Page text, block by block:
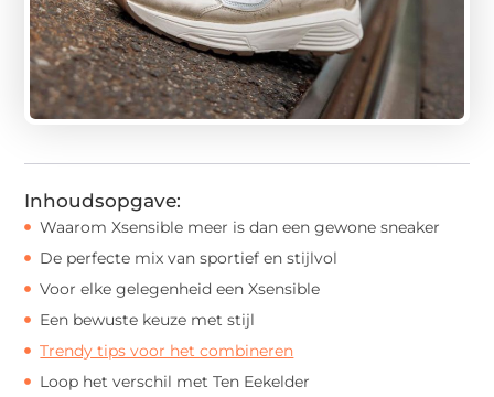
Inhoudsopgave:
Waarom Xsensible meer is dan een gewone sneaker
De perfecte mix van sportief en stijlvol
Voor elke gelegenheid een Xsensible
Een bewuste keuze met stijl
Trendy tips voor het combineren
Loop het verschil met Ten Eekelder